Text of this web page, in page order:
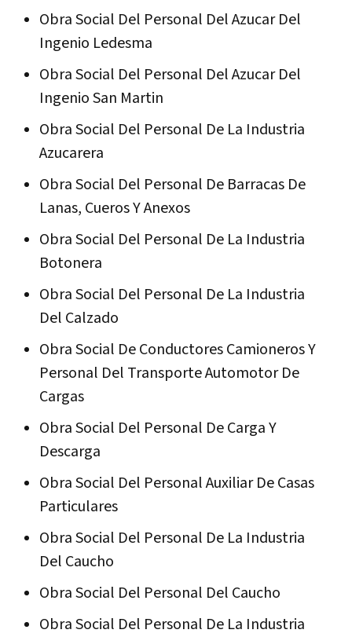
Obra Social Del Personal Del Azucar Del
Ingenio Ledesma
Obra Social Del Personal Del Azucar Del
Ingenio San Martin
Obra Social Del Personal De La Industria
Azucarera
Obra Social Del Personal De Barracas De
Lanas, Cueros Y Anexos
Obra Social Del Personal De La Industria
Botonera
Obra Social Del Personal De La Industria
Del Calzado
Obra Social De Conductores Camioneros Y
Personal Del Transporte Automotor De
Cargas
Obra Social Del Personal De Carga Y
Descarga
Obra Social Del Personal Auxiliar De Casas
Particulares
Obra Social Del Personal De La Industria
Del Caucho
Obra Social Del Personal Del Caucho
Obra Social Del Personal De La Industria